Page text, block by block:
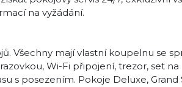
na vyžádání.
Všechny mají vlastní koupelnu se
Wi-Fi připojení, trezor, set
s posezením. Pokoje Deluxe, Grand